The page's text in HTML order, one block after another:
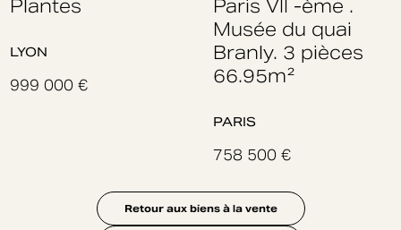
Plantes
LYON
999 000 €
Paris VII -ème .
Musée du quai
Branly. 3 pièces
66.95m²
PARIS
758 500 €
Retour aux biens à la vente